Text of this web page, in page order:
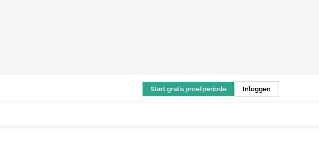
Start gratis proefperiode Inloggen